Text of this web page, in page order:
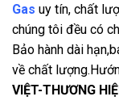
Gas uy tín, chất
chúng tôi đều có
Bảo hành dài
về chất
VIỆT-THƯƠNG